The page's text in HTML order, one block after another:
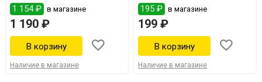
1 154 ₽ в магазине
1 190 ₽
Наличие в магазине
195 ₽ в магазине
199 ₽
Наличие в магазине